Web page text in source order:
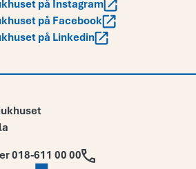
på Instagram
på Facebook
på Linkedin
018-611 00 00